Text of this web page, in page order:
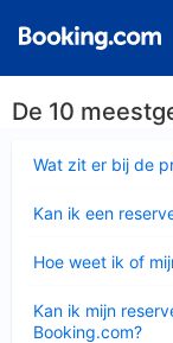
De 10
Wat zit er bij de
Kan ik een
Hoe weet ik of
Kan ik mijn
Booking.com?